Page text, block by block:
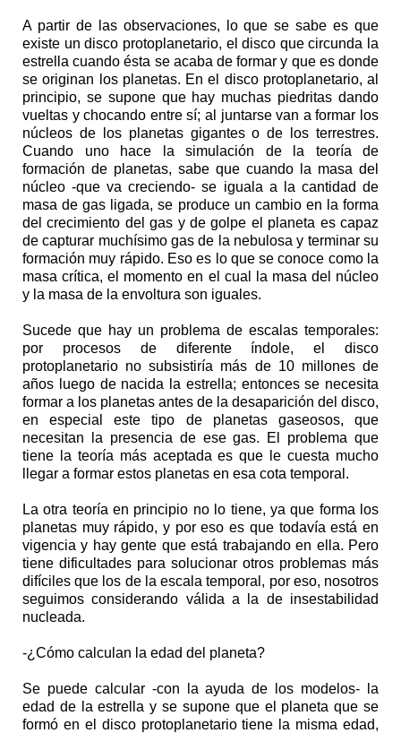
A partir de las observaciones, lo que se sabe es que
existe un disco protoplanetario, el disco que circunda la
estrella cuando ésta se acaba de formar y que es donde
se originan los planetas. En el disco protoplanetario, al
principio, se supone que hay muchas piedritas dando
vueltas y chocando entre sí; al juntarse van a formar los
núcleos de los planetas gigantes o de los terrestres.
Cuando uno hace la simulación de la teoría de
formación de planetas, sabe que cuando la masa del
núcleo -que va creciendo- se iguala a la cantidad de
masa de gas ligada, se produce un cambio en la forma
del crecimiento del gas y de golpe el planeta es capaz
de capturar muchísimo gas de la nebulosa y terminar su
formación muy rápido. Eso es lo que se conoce como la
masa crítica, el momento en el cual la masa del núcleo
y la masa de la envoltura son iguales.
Sucede que hay un problema de escalas temporales:
por procesos de diferente índole, el disco
protoplanetario no subsistiría más de 10 millones de
años luego de nacida la estrella; entonces se necesita
formar a los planetas antes de la desaparición del disco,
en especial este tipo de planetas gaseosos, que
necesitan la presencia de ese gas. El problema que
tiene la teoría más aceptada es que le cuesta mucho
llegar a formar estos planetas en esa cota temporal.
La otra teoría en principio no lo tiene, ya que forma los
planetas muy rápido, y por eso es que todavía está en
vigencia y hay gente que está trabajando en ella. Pero
tiene dificultades para solucionar otros problemas más
difíciles que los de la escala temporal, por eso, nosotros
seguimos considerando válida a la de insestabilidad
nucleada.
-¿Cómo calculan la edad del planeta?
Se puede calcular -con la ayuda de los modelos- la
edad de la estrella y se supone que el planeta que se
formó en el disco protoplanetario tiene la misma edad,